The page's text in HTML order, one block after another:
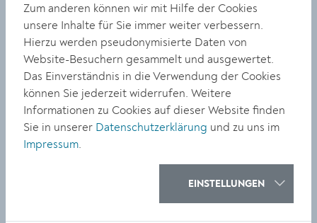
Musikschule lädt am 26.
Juni zum Abschlusskonzert
KULTUR
Kunst zwischen Linie und
Zum anderen können wir mit Hilfe der Cookies
unsere Inhalte für Sie immer weiter verbessern.
Hierzu werden pseudonymisierte Daten von
Website-Besuchern gesammelt und ausgewertet.
Das Einverständnis in die Verwendung der Cookies
können Sie jederzeit widerrufen. Weitere
Informationen zu Cookies auf dieser Website finden
Sie in unserer Datenschutzerklärung und zu uns im
Impressum.
EINSTELLUNGEN